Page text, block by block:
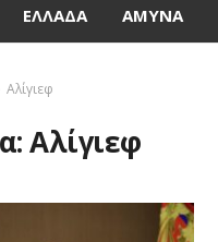
ΕΛΛΆΔΑ ΆΜΥΝΑ
Αλίγιεφ
Αλίγιεφ